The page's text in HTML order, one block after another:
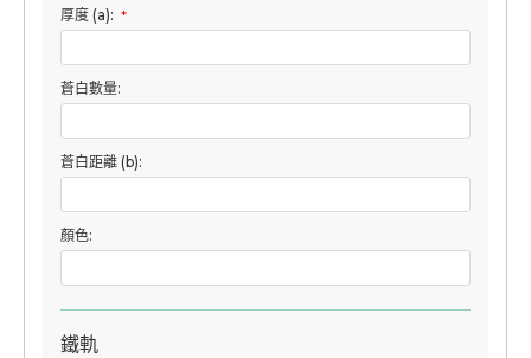
厚度 (a): *
蒼白數量:
蒼白距離 (b):
顏色:
鐵軌